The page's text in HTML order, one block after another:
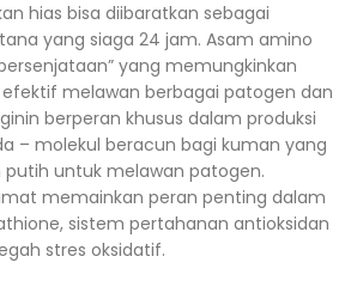
hias bisa diibaratkan sebagai
yang siaga 24 jam. Asam amino
yang memungkinkan
efektif melawan berbagai patogen dan
berperan khusus dalam produksi
– molekul beracun bagi kuman yang
putih untuk melawan patogen.
memainkan peran penting dalam
sistem pertahanan antioksidan
stres oksidatif.